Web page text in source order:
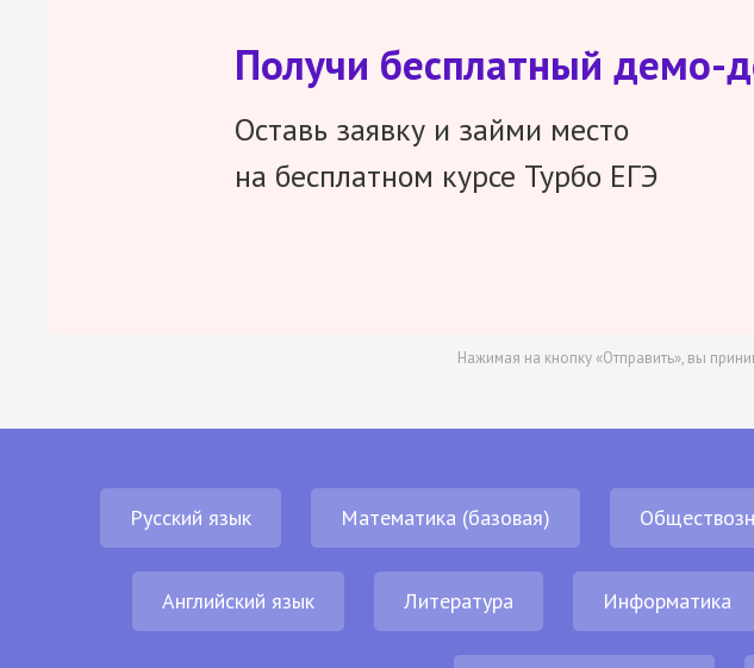
Получи бесплатный демо-
Оставь заявку и займи место
на бесплатном курсе Турбо ЕГЭ
Нажимая на кнопку «Отправить», вы
Русский язык Математика (базовая)
Английский язык Литература Информатика